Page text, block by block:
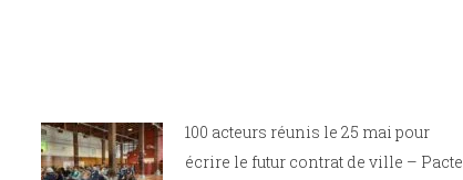
100 acteurs réunis le 25 mai pour
écrire le futur contrat de ville – Pacte